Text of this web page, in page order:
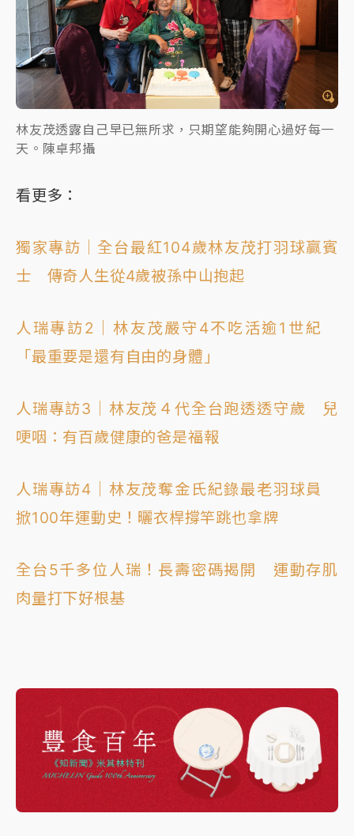
林友茂透露自己早已無所求，只期望能夠開心過好每一
天。陳卓邦攝
看更多：
獨家專訪｜全台最紅104歲林友茂打羽球贏賓
士 傳奇人生從4歲被孫中山抱起
人瑞專訪2｜林友茂嚴守4不吃活逾1世紀
「最重要是還有自由的身體」
人瑞專訪3｜林友茂４代全台跑透透守歲 兒
哽咽：有百歲健康的爸是福報
人瑞專訪4｜林友茂奪金氏紀錄最老羽球員
掀100年運動史！曬衣桿撐竿跳也拿牌
全台5千多位人瑞！長壽密碼揭開 運動存肌
肉量打下好根基